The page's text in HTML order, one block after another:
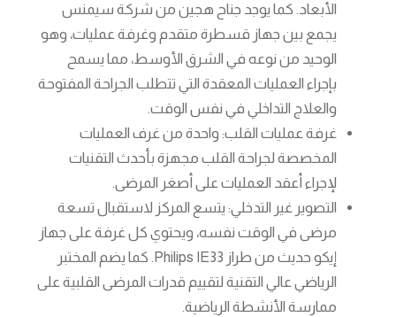
الأبعاد. كما يوجد جناح هجين من شركة سيمنس
يجمع بين جهاز قسطرة متقدم وغرفة عمليات، وهو
الوحيد من نوعه في الشرق الأوسط، مما يسمح
بإجراء العمليات المعقدة التي تتطلب الجراحة المفتوحة
والعلاج التداخلي في نفس الوقت.
غرفة عمليات القلب: واحدة من غرف العمليات
المخصصة لجراحة القلب مجهزة بأحدث التقنيات
لإجراء أعقد العمليات على أصغر المرضى.
التصوير غير التدخلي: يتسع المركز لاستقبال تسعة
مرضى في الوقت نفسه، ويحتوي كل غرفة على جهاز
إيكو حديث من طراز Philips IE33. كما يضم المختبر
الرياضي عالي التقنية لتقييم قدرات المرضى القلبية على
ممارسة الأنشطة الرياضية.